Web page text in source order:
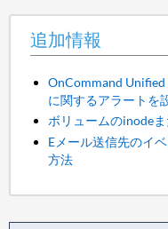
追加情報
OnCommand
に関するアラートを
ボリュームのinode
Eメール送信先のイ
方法